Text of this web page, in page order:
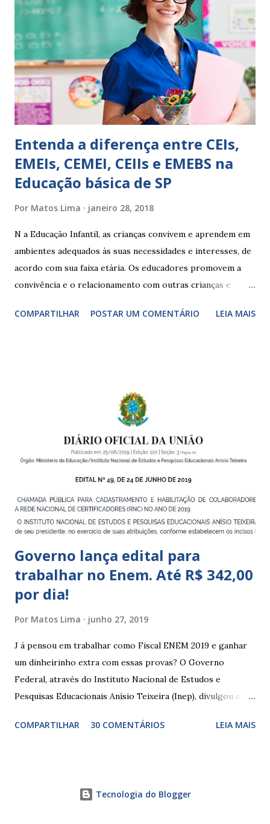
EXPRESSÕES PARA USO EM RELATÓRIOS Você pensa Você
escreve O aluno não sabe O aluno não adquiriu os
conceitos, está em fase de aprendizado. Não tem limites
Apresenta dificuldades de auto-regulação, pois… É nervoso
Ainda não desenvolveu habilidades para convívio no
ambiente...
Entenda a diferença entre CEIs,
EMEIs, CEMEI, CEIIs e EMEBS na
Educação básica de SP
Por Matos Lima janeiro 28, 2018
N a Educação Infantil, as crianças convivem e aprendem em
ambientes adequados às suas necessidades e interesses, de
acordo com sua faixa etária. Os educadores promovem a
convivência e o relacionamento com outras crianças e
garantir o direito das crianças a uma educação integral e de
crianças de zero a 3 anos e 11 meses; – EMEIs - Escolas
Municipais de Educação Infantil, que atendem crianças de 4
a 5 anos e 11 meses; – CEMEI - Centro Municipal de
Educação Infantil, que recebe crianças de zero a 5 anos e 11
Indígena, e trabalham com cri...
COMPARTILHAR POSTAR UM COMENTÁRIO LEIA MAIS
Governo lança edital para
trabalhar no Enem. Até R$ 342,00
por dia!
Por Matos Lima junho 27, 2019
J á pensou em trabalhar como Fiscal ENEM 2019 e ganhar
um dinheirinho extra com essas provas? O Governo
Federal, através do Instituto Nacional de Estudos e
Pesquisas Educacionais Anísio Teixeira (Inep), divulgou o
Enem 2019. O Exame Nacional do Ensino Médio ou ENEM é
essas provas. As funções principais de um fiscal de prova
COMPARTILHAR 30 COMENTÁRIOS LEIA MAIS
Tecnologia do Blogger